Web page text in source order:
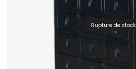
Rupture de stock